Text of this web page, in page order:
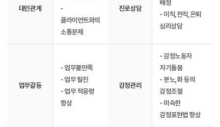
대인관계
-
클라이언트와의
소통문제
진로상담
배정
- 이직,전직,은퇴
심리상담
업무갈등
- 업무불만족
- 업무 탈진
- 업무 적응령
향상
감정관리
- 감정노동자
자기돌봄
- 분노,화 등의
감정조절
- 미숙한
감정표현법 향상